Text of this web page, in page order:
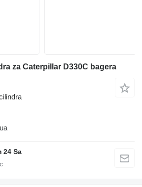
za Caterpillar D330C bagera
24 Sa